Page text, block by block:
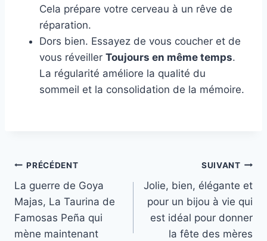
Cela prépare votre cerveau à un rêve de
réparation.
Dors bien. Essayez de vous coucher et de
vous réveiller Toujours en même temps.
La régularité améliore la qualité du
sommeil et la consolidation de la mémoire.
Navigation
de
l’article
PRÉCÉDENT
La guerre de Goya
Majas, La Taurina de
Famosas Peña qui
mène maintenant
SUIVANT
Jolie, bien, élégante et
pour un bijou à vie qui
est idéal pour donner
la fête des mères